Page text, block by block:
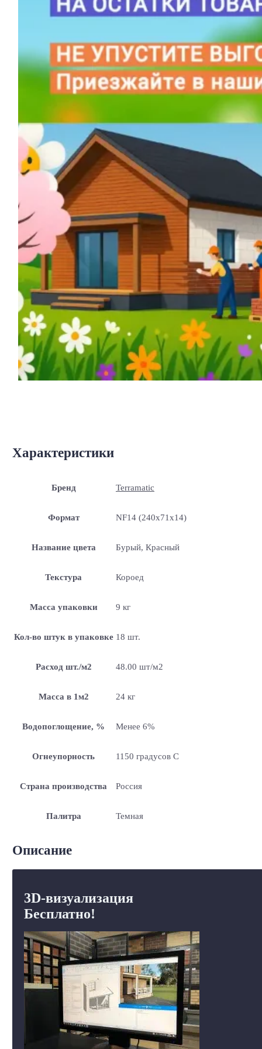
Характеристики
Бренд Terramatic
Формат NF14 (240x71x14)
Название цвета Бурый, Красный
Текстура Короед
Масса упаковки 9 кг
Кол-во штук в упаковке 18 шт.
Расход шт./м2 48.00 шт/м2
Масса в 1м2 24 кг
Водопоглощение, % Менее 6%
Огнеупорность 1150 градусов С
Страна производства Россия
Палитра Темная
Описание
3D-визуализация
Бесплатно!